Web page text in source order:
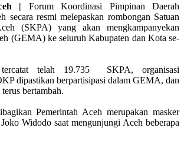
| Forum Koordinasi Pimpinan Daerah
secara resmi melepaskan rombongan Satuan
(SKPA) yang akan mengkampanyekan
(GEMA) ke seluruh Kabupaten dan Kota se-
telah 19.735 SKPA, organisasi
dipastikan berpartisipasi dalam GEMA, dan
bertambah.
Pemerintah Aceh merupakan masker
Widodo saat mengunjungi Aceh beberapa